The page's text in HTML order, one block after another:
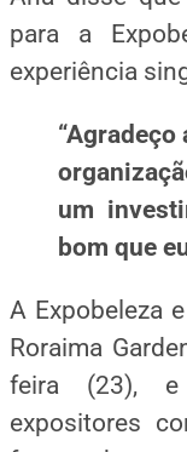
para a
experiência
um
bom que
A Expobeleza
Roraima
feira (23),
expositores